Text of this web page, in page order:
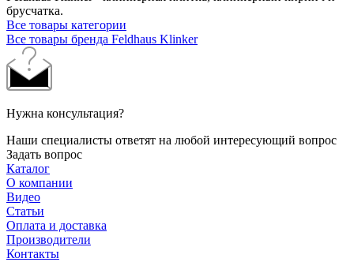
брусчатка.
Все товары категории
Все товары бренда Feldhaus Klinker
Нужна консультация?
Наши специалисты ответят на любой интересующий вопрос
Задать вопрос
Каталог
О компании
Видео
Статьи
Оплата и доставка
Производители
Контакты